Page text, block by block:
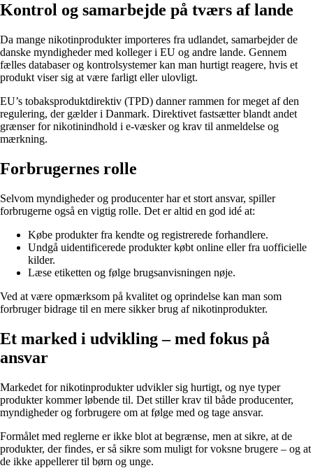
Kontrol og samarbejde på tværs af lande
Da mange nikotinprodukter importeres fra udlandet, samarbejder de
danske myndigheder med kolleger i EU og andre lande. Gennem
fælles databaser og kontrolsystemer kan man hurtigt reagere, hvis et
produkt viser sig at være farligt eller ulovligt.
EU’s tobaksproduktdirektiv (TPD) danner rammen for meget af den
regulering, der gælder i Danmark. Direktivet fastsætter blandt andet
grænser for nikotinindhold i e-væsker og krav til anmeldelse og
mærkning.
Forbrugernes rolle
Selvom myndigheder og producenter har et stort ansvar, spiller
forbrugerne også en vigtig rolle. Det er altid en god idé at:
Købe produkter fra kendte og registrerede forhandlere.
Undgå uidentificerede produkter købt online eller fra uofficielle
kilder.
Læse etiketten og følge brugsanvisningen nøje.
Ved at være opmærksom på kvalitet og oprindelse kan man som
forbruger bidrage til en mere sikker brug af nikotinprodukter.
Et marked i udvikling – med fokus på
ansvar
Markedet for nikotinprodukter udvikler sig hurtigt, og nye typer
produkter kommer løbende til. Det stiller krav til både producenter,
myndigheder og forbrugere om at følge med og tage ansvar.
Formålet med reglerne er ikke blot at begrænse, men at sikre, at de
produkter, der findes, er så sikre som muligt for voksne brugere – og at
de ikke appellerer til børn og unge.